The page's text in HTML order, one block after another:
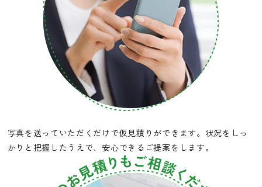
写真を送っていただくだけで仮見積りができます。状況をしっ
かりと把握したうえで、安心できるご提案をします。